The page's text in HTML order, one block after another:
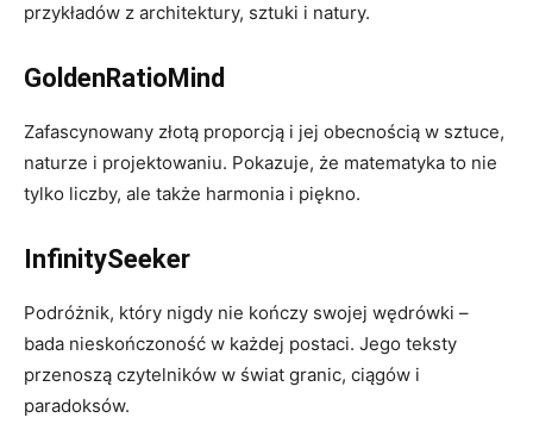
przykładów z architektury, sztuki i natury.
GoldenRatioMind
Zafascynowany złotą proporcją i jej obecnością w sztuce,
naturze i projektowaniu. Pokazuje, że matematyka to nie
tylko liczby, ale także harmonia i piękno.
InfinitySeeker
Podróżnik, który nigdy nie kończy swojej wędrówki –
bada nieskończoność w każdej postaci. Jego teksty
przenoszą czytelników w świat granic, ciągów i
paradoksów.